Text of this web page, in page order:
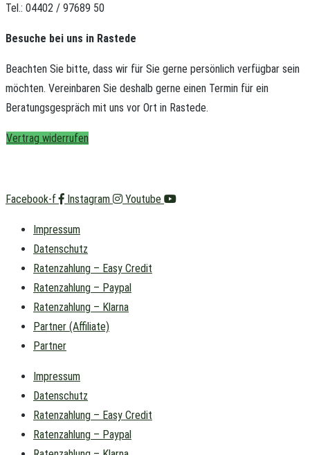
Tel.: 04402 / 97689 50
Besuche bei uns in Rastede
Beachten Sie bitte, dass wir für Sie gerne persönlich verfügbar sein
möchten. Vereinbaren Sie deshalb gerne einen Termin für ein
Beratungsgespräch mit uns vor Ort in Rastede.
Vertrag widerrufen
Facebook-f Instagram Youtube
Impressum
Datenschutz
Ratenzahlung – Easy Credit
Ratenzahlung – Paypal
Ratenzahlung – Klarna
Partner (Affiliate)
Partner
Impressum
Datenschutz
Ratenzahlung – Easy Credit
Ratenzahlung – Paypal